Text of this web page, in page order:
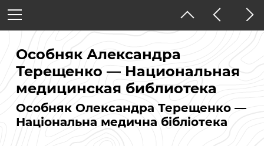
Улицы и дома
Тёмная тема
Особняк Александра
Терещенко — Национальная
медицинская библиотека
Особняк Олександра Терещенко —
Національна медична бібліотека